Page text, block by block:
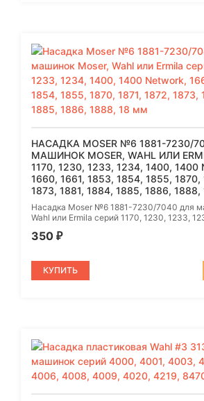
НАСАДКА MOSER №6 1881-7230/
МАШИНОК MOSER, WAHL ИЛИ
1170, 1230, 1233, 1234, 1400, 1400
1660, 1661, 1853, 1854, 1855, 1870,
1873, 1881, 1884, 1885, 1886,
Насадка Moser №6 1881-7230/7040 для
Wahl или Ermila серий 1170, 1230, 1233,
350 ₽
КУПИТЬ